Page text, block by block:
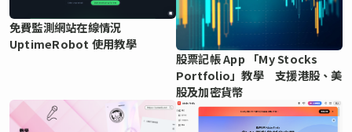
免費監測網站在線情況
UptimeRobot 使用教學
股票記帳 App 「My Stocks
Portfolio」教學 支援港股、美
股及加密貨幣